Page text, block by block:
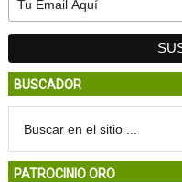
BUSCADOR
PATROCINIO ORO